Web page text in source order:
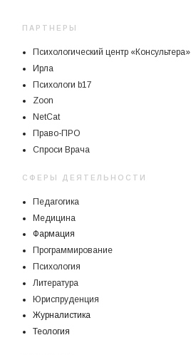
ПАРТНЕРЫ
Психологический центр «Консультера»
Ирла
Психологи b17
Zoon
NetCat
Право-ПРО
Спроси Врача
СФЕРЫ ДЕЯТЕЛЬНОСТИ
Педагогика
Медицина
Фармация
Программирование
Психология
Литература
Юриспруденция
Журналистика
Теология